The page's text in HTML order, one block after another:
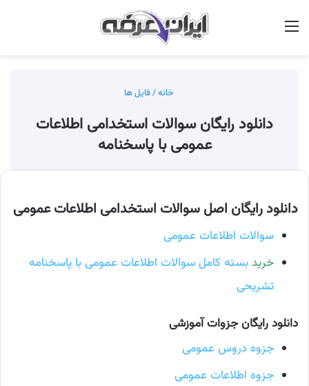
خانه/فایل ها
دانلود رایگان سوالات استخدامی اطلاعات
عمومی با پاسخنامه
دانلود رایگان اصل سوالات استخدامی اطلاعات عمومی
سوالات اطلاعات عمومی
خریدبسته کامل سوالات اطلاعات عمومی با پاسخنامه
تشریحی
دانلود رایگان جزوات آموزشی
جزوه دروس عمومی
جزوه اطلاعات عمومی